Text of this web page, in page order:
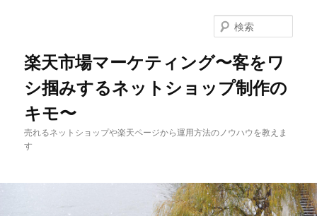
楽天市場マーケティング〜客をワ
シ掴みするネットショップ制作の
キモ〜
売れるネットショップや楽天ページから運用方法のノウハウを教えま
す
索